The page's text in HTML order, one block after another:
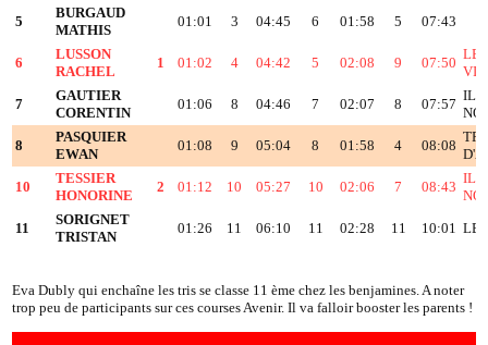
5
BURGAUD
MATHIS
01:01 3 04:45 6 01:58 5 07:43
6
LUSSON
RACHEL
1 01:02 4 04:42 5 02:08 9 07:50
LE
VIE
7
GAUTIER
CORENTIN
01:06 8 04:46 7 02:07 8 07:57
ILE
8
PASQUIER
EWAN
01:08 9 05:04 8 01:58 4 08:08
TRI
10
TESSIER
HONORINE
2 01:12 10 05:27 10 02:06 7 08:43
ILE
11
SORIGNET
TRISTAN
01:26 11 06:10 11 02:28 11 10:01
Eva Dubly qui enchaîne les tris se classe 11 ème chez les benjamines. A noter
trop peu de participants sur ces courses Avenir. Il va falloir booster les parents !